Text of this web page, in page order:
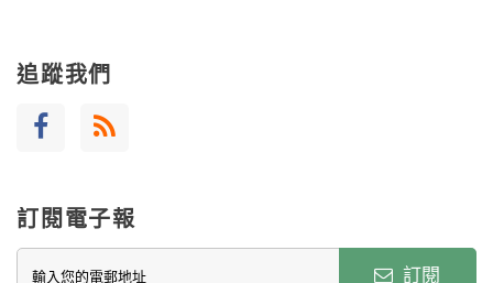
追蹤我們
訂閱電子報
訂閱